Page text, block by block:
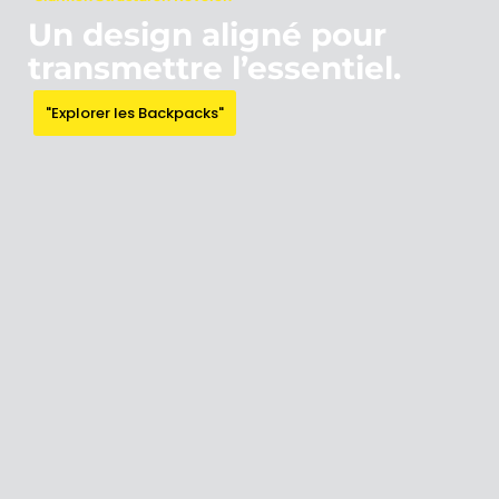
Un design aligné pour
transmettre l’essentiel.
"Explorer les Backpacks"